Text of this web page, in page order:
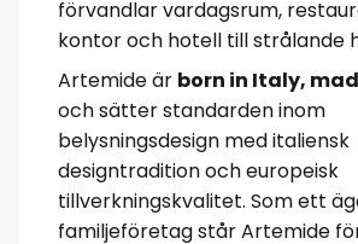
förvandlar vardagsrum,
kontor och hotell till strålande
Artemide är born in Italy,
och sätter standarden inom
belysningsdesign med italiensk
designtradition och europeisk
tillverkningskvalitet. Som ett
familjeföretag står Artemide